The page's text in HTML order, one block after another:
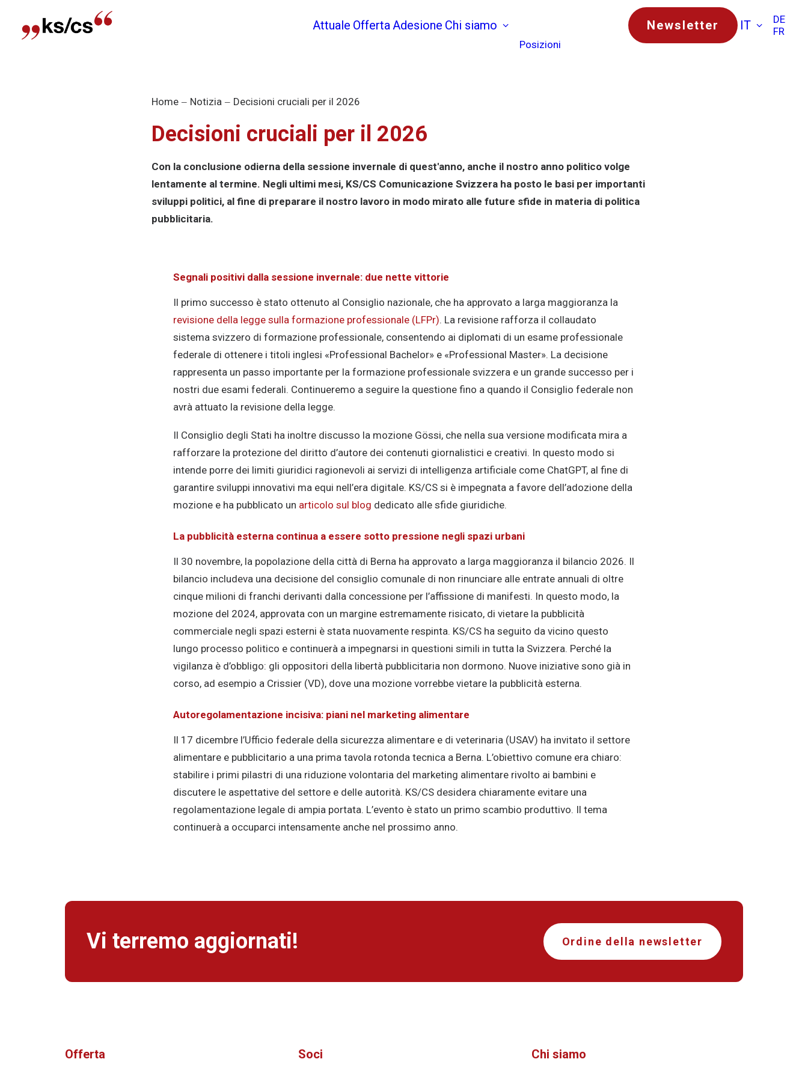
Attuale OffertaAdesione Chi siamo
Posizioni
Newsletter IT
DE
FR
Home Notizia Decisioni cruciali per il 2026
Decisioni cruciali per il 2026
Con la conclusione odierna della sessione invernale di quest'anno, anche il nostro anno politico volge
lentamente al termine. Negli ultimi mesi, KS/CS Comunicazione Svizzera ha posto le basi per importanti
sviluppi politici, al fine di preparare il nostro lavoro in modo mirato alle future sfide in materia di politica
pubblicitaria.
Segnali positivi dalla sessione invernale: due nette vittorie
Il primo successo è stato ottenuto al Consiglio nazionale, che ha approvato a larga maggioranza la
revisione della legge sulla formazione professionale (LFPr). La revisione rafforza il collaudato
sistema svizzero di formazione professionale, consentendo ai diplomati di un esame professionale
federale di ottenere i titoli inglesi «Professional Bachelor» e «Professional Master». La decisione
rappresenta un passo importante per la formazione professionale svizzera e un grande successo per i
nostri due esami federali. Continueremo a seguire la questione fino a quando il Consiglio federale non
avrà attuato la revisione della legge.
Il Consiglio degli Stati ha inoltre discusso la mozione Gössi, che nella sua versione modificata mira a
rafforzare la protezione del diritto d’autore dei contenuti giornalistici e creativi. In questo modo si
intende porre dei limiti giuridici ragionevoli ai servizi di intelligenza artificiale come ChatGPT, al fine di
garantire sviluppi innovativi ma equi nell’era digitale. KS/CS si è impegnata a favore dell’adozione della
mozione e ha pubblicato un articolo sul blog dedicato alle sfide giuridiche.
La pubblicità esterna continua a essere sotto pressione negli spazi urbani
Il 30 novembre, la popolazione della città di Berna ha approvato a larga maggioranza il bilancio 2026. Il
bilancio includeva una decisione del consiglio comunale di non rinunciare alle entrate annuali di oltre
cinque milioni di franchi derivanti dalla concessione per l’affissione di manifesti. In questo modo, la
mozione del 2024, approvata con un margine estremamente risicato, di vietare la pubblicità
commerciale negli spazi esterni è stata nuovamente respinta. KS/CS ha seguito da vicino questo
lungo processo politico e continuerà a impegnarsi in questioni simili in tutta la Svizzera. Perché la
vigilanza è d’obbligo: gli oppositori della libertà pubblicitaria non dormono. Nuove iniziative sono già in
corso, ad esempio a Crissier (VD), dove una mozione vorrebbe vietare la pubblicità esterna.
Autoregolamentazione incisiva: piani nel marketing alimentare
Il 17 dicembre l’Ufficio federale della sicurezza alimentare e di veterinaria (USAV) ha invitato il settore
alimentare e pubblicitario a una prima tavola rotonda tecnica a Berna. L’obiettivo comune era chiaro:
stabilire i primi pilastri di una riduzione volontaria del marketing alimentare rivolto ai bambini e
discutere le aspettative del settore e delle autorità. KS/CS desidera chiaramente evitare una
regolamentazione legale di ampia portata. L’evento è stato un primo scambio produttivo. Il tema
continuerà a occuparci intensamente anche nel prossimo anno.
Vi terremo aggiornati! Ordine della newsletter
Offerta Soci Chi siamo